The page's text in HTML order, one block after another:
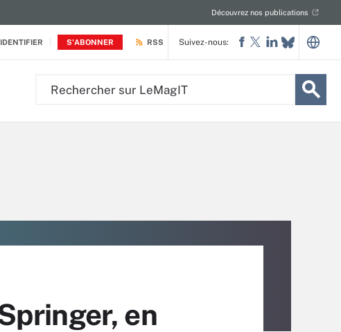
S'ABONNER
Découvrez nos publications
RSS Suivez-nous:
en